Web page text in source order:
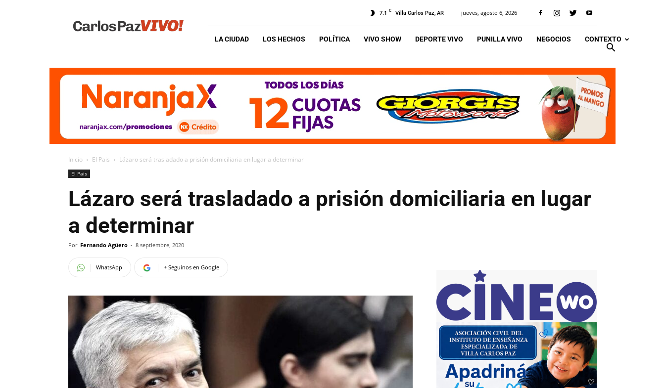
Vivo
7.1 C Villa Carlos Paz, AR jueves, agosto 6, 2026
LA CIUDAD LOS HECHOS POLÍTICA VIVO SHOW DEPORTE VIVO PUNILLA VIVO NEGOCIOS CONTEXTO
Inicio El Pais Lázaro será trasladado a prisión domiciliaria en lugar a determinar
El Pais
Lázaro será trasladado a prisión domiciliaria en lugar
a determinar
Por Fernando Agüero - 8 septiembre, 2020
WhatsApp + Seguinos en Google